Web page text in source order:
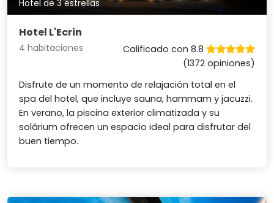
Hotel de 3 estrellas
Hotel L'Ecrin
4 habitaciones
Calificado con 8.8
(1372 opiniones)
Disfrute de un momento de relajación total en el
spa del hotel, que incluye sauna, hammam y jacuzzi.
En verano, la piscina exterior climatizada y su
solárium ofrecen un espacio ideal para disfrutar del
buen tiempo.